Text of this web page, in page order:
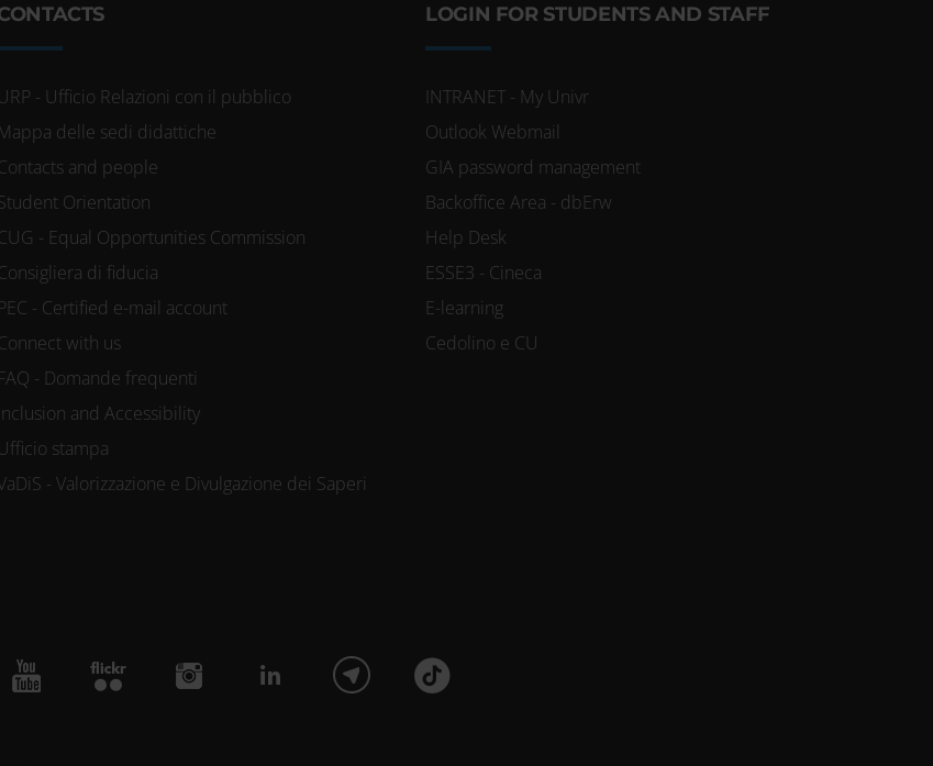
dal tuo utilizzo dei loro servizi.
URP - Ufficio Relazioni con il pubblico
Mappa delle sedi didattiche
and people
Orientation
- Equal Opportunities Commission
di fiducia
PEC - Certified e-mail account
with us
FAQ - Domande frequenti
Inclusion and Accessibility
Ufficio stampa
- Valorizzazione e Divulgazione dei Saperi
LOGIN FOR STUDENTS AND STAFF
INTRANET - My Univr
Outlook Webmail
GIA password management
Backoffice Area - dbErw
Help Desk
ESSE3 - Cineca
E-learning
Cedolino e CU